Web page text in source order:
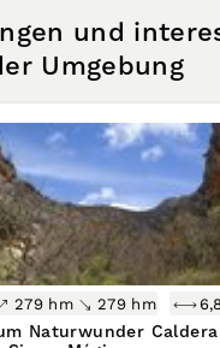
und
Umgebung
279 hm 279 hm
Naturwunder